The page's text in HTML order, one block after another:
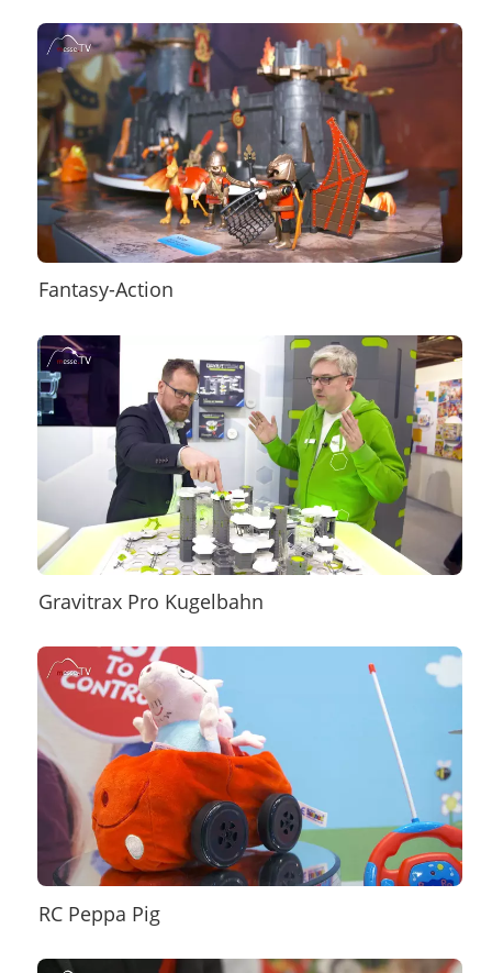
Fantasy-Action
Gravitrax Pro Kugelbahn
RC Peppa Pig